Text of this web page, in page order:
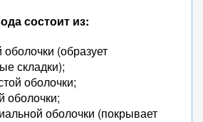
состоит из:
оболочки (образует
складки);
оболочки;
оболочки;
оболочки (покрывает